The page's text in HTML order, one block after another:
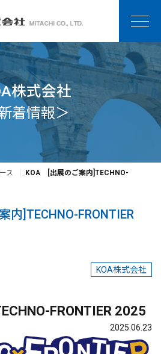
株式会社
着情報＞
ス
KOA [出展のご案内]TECHNO-
]TECHNO-FRONTIER
KOA株式会社
FRONTIER 2025
2025.06.23